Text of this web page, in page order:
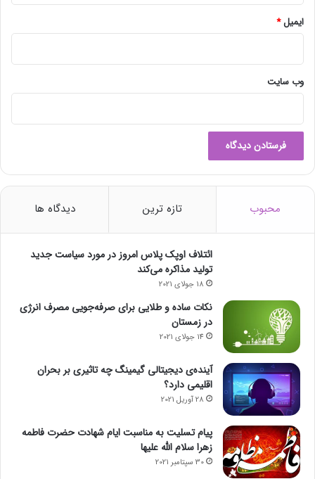
ایمیل*
وب‌ سایت
محبوب تازه ترین دیدگاه ها
ائتلاف اوپک پلاس امروز در مورد سیاست جدید
تولید مذاکره می‌کند
18 جولای 2021
نکات ساده و طلایی برای صرفه‌جویی مصرف انرژی
در زمستان
14 جولای 2021
آینده‌ی دیجیتالی گیمینگ چه تاثیری بر بحران
اقلیمی دارد؟
28 آوریل 2021
پیام تسلیت به مناسبت ایام شهادت حضرت فاطمه
زهرا سلام الله علیها
30 سپتامبر 2021